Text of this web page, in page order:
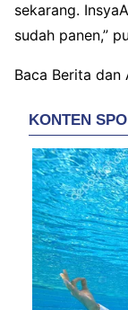
sekarang.
sudah panen,”
Baca Berita